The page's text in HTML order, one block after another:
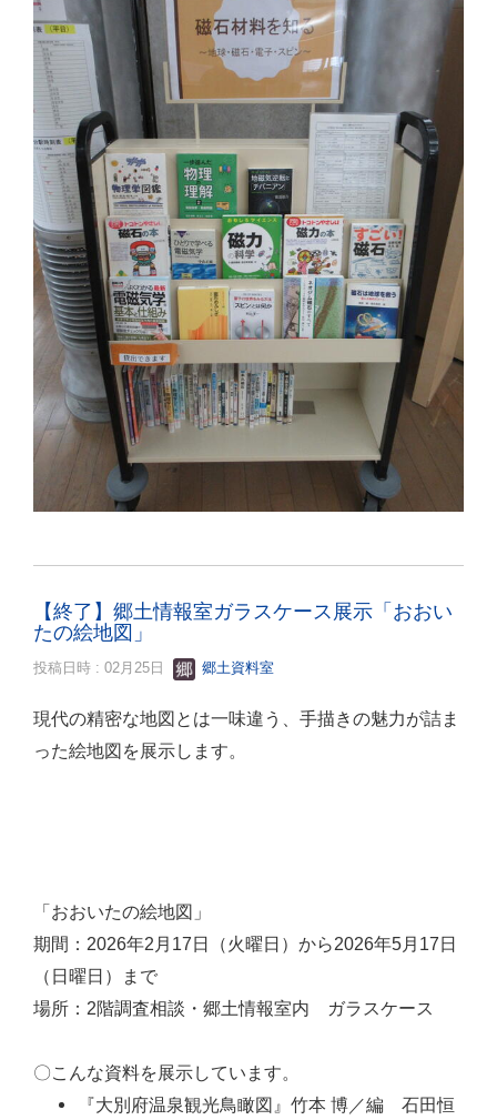
【終了】郷土情報室ガラスケース展示「おおい
たの絵地図」
投稿日時 : 02月25日 郷土資料室
現代の精密な地図とは一味違う、手描きの魅力が詰ま
った絵地図を展示します。
「おおいたの絵地図」
期間：2026年2月17日（火曜日）から2026年5月17日
（日曜日）まで
場所：2階調査相談・郷土情報室内 ガラスケース
〇こんな資料を展示しています。
『大別府温泉観光鳥瞰図』竹本 博／編 石田恒